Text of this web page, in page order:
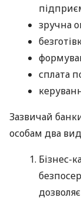
зручна
сплата
Зазвичай
особам два
Бізнес-